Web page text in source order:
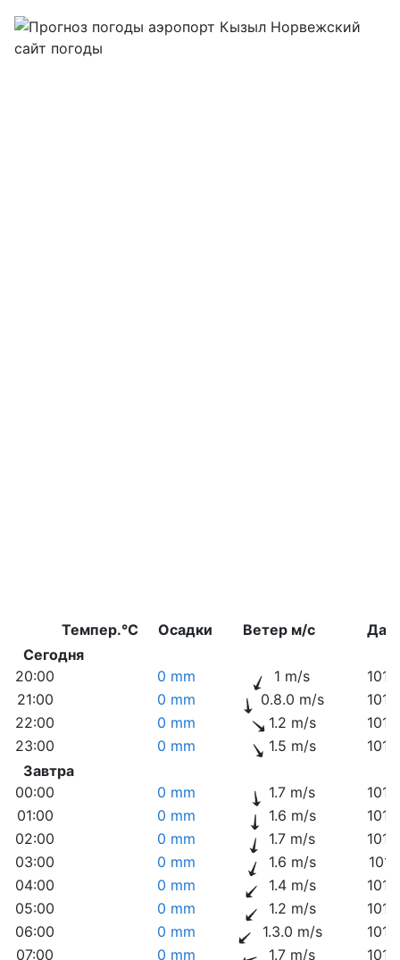
Темпер.°C Осадки Ветер м/с
Сегодня
20:00
0 mm 1 m/s
21:00
0 mm 0.8.0 m/s
22:00
0 mm 1.2 m/s
23:00
0 mm 1.5 m/s
Завтра
00:00
0 mm 1.7 m/s
01:00
0 mm 1.6 m/s
02:00
0 mm 1.7 m/s
03:00
0 mm 1.6 m/s
04:00
0 mm 1.4 m/s
05:00
0 mm 1.2 m/s
06:00
0 mm 1.3.0 m/s
07:00
0 mm 1.7 m/s